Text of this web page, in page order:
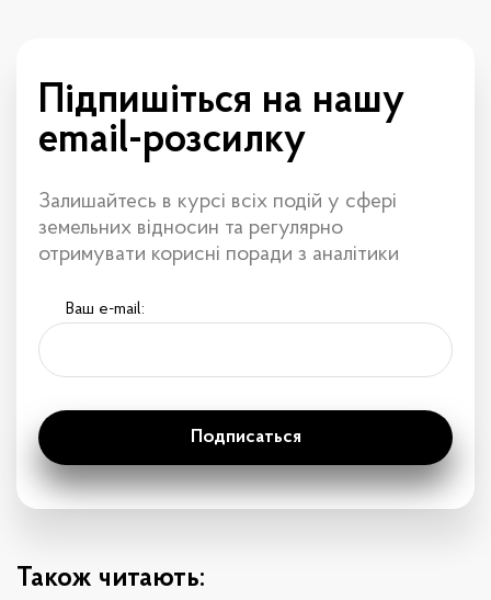
Підпишіться на нашу
email-розсилку
Залишайтесь в курсі всіх подій у сфері
земельних відносин та регулярно
отримувати корисні поради з аналітики
Ваш e-mail:
Подписаться
Також читають: